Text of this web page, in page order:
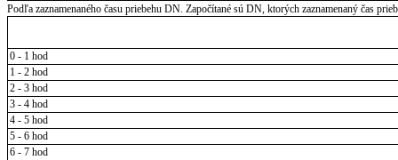
Podľa zaznamenaného času priebehu DN. Započítané sú DN, ktorých zaznamenaný čas
0 - 1 hod
1 - 2 hod
2 - 3 hod
3 - 4 hod
4 - 5 hod
5 - 6 hod
6 - 7 hod